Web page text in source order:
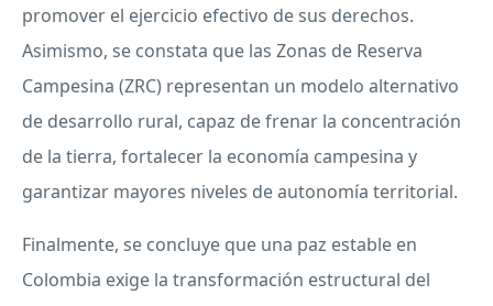
promover el ejercicio efectivo de sus derechos.
Asimismo, se constata que las Zonas de Reserva
Campesina (ZRC) representan un modelo alternativo
de desarrollo rural, capaz de frenar la concentración
de la tierra, fortalecer la economía campesina y
garantizar mayores niveles de autonomía territorial.
Finalmente, se concluye que una paz estable en
Colombia exige la transformación estructural del